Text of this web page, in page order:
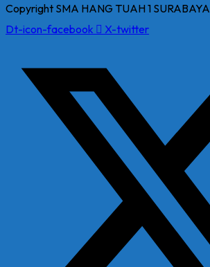
Copyright SMA HANG TUAH 1 SURABAYA
Dt-icon-facebook
X-twitter